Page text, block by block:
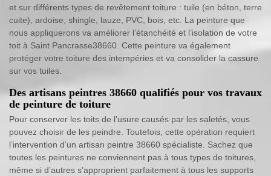
et sur différents types de revêtement toiture : tuile (en béton, terre
cuite), ardoise, shingle, lauze, PVC, bois, etc. La peinture que
nous appliquerons va améliorer l’étanchéité et l’isolation de votre
toit à Saint Pancrasse38660. Cette peinture va également
protéger votre toiture des intempéries et va consolider la cassure
sur vos tuiles.
Des artisans peintres 38660 qualifiés pour vos travaux
de peinture de toiture
Pour conserver les toits de l’usure causés par les saletés, vous
pouvez choisir de les peindre. Toutefois, cette opération requiert
l’intervention d’un artisan peintre 38660 spécialiste. Sachez que
toutes les peintures ne conviennent pas à tous types de toitures,
même si d’autres s’approprient parfaitement à tous les supports